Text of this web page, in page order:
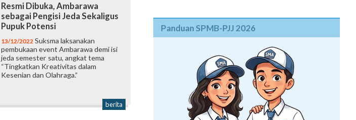
Resmi Dibuka, Ambarawa
sebagai Pengisi Jeda Sekaligus
Pupuk Potensi
13/12/2022 Suksma laksanakan
pembukaan event Ambarawa demi isi
jeda semester satu, angkat tema
“Tingkatkan Kreativitas dalam
Kesenian dan Olahraga.”
berita
Panduan SPMB-PJJ 2026